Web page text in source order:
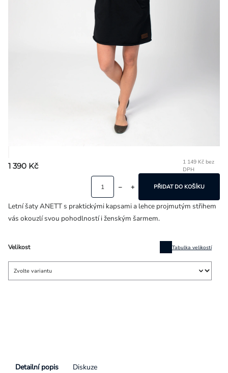
1 390 Kč
1 149 Kč bez
DPH
Velikost Tabulka velikostí
PŘIDAT DO KOŠÍKU
Letní šaty ANETT s praktickými kapsami a lehce projmutým střihem
vás okouzlí svou pohodlností i ženským šarmem.
Detailní popis Diskuze